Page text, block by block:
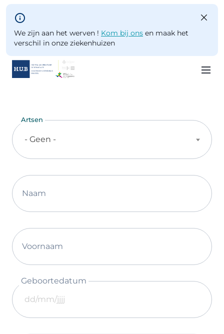
Skip to main content
We zijn aan het werven ! Kom bij ons en maak het
verschil in onze ziekenhuizen
content
Artsen
- Geen -
Naam
Voornaam
Geboortedatum